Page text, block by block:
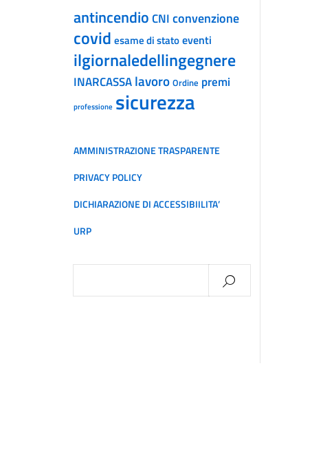
antincendioCNIconvenzione
covid esame di statoeventi
ilgiornaledellingegnere
INARCASSAlavoro Ordine premi
professione sicurezza
AMMINISTRAZIONE TRASPARENTE
PRIVACY POLICY
DICHIARAZIONE DI ACCESSIBIILITA’
URP
per: